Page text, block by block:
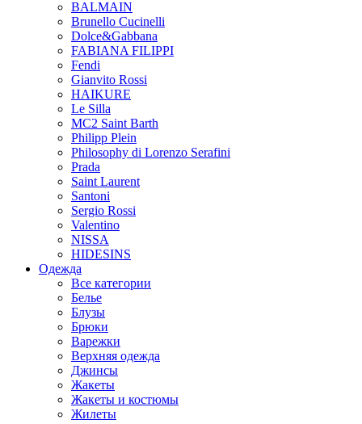
BALMAIN
Brunello Cucinelli
Dolce&Gabbana
FABIANA FILIPPI
Fendi
Gianvito Rossi
HAIKURE
Le Silla
MC2 Saint Barth
Philipp Plein
Philosophy di Lorenzo Serafini
Prada
Saint Laurent
Santoni
Sergio Rossi
Valentino
NISSA
HIDESINS
Одежда
Все категории
Белье
Блузы
Брюки
Варежки
Верхняя одежда
Джинсы
Жакеты
Жакеты и костюмы
Жилеты